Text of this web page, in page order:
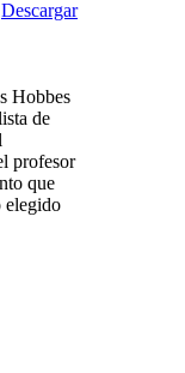
Descargar
Hobbes
de
profesor
que
elegido